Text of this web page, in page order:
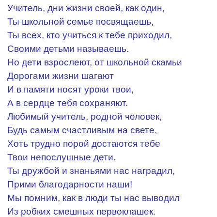
Учитель, дни жизни своей, как один,
Ты школьной семье посвящаешь,
Ты всех, кто учиться к тебе приходил,
Своими детьми называешь.
Но дети взрослеют, от школьной скамьи
Дорогами жизни шагают
И в памяти носят уроки твои,
А в сердце тебя сохраняют.
Любимый учитель, родной человек,
Будь самым счастливым на свете,
Хоть трудно порой достаются тебе
Твои непослушные дети.
Ты дружбой и знаньями нас наградил,
Прими благодарности наши!
Мы помним, как в люди ты нас выводил
Из робких смешных первоклашек.